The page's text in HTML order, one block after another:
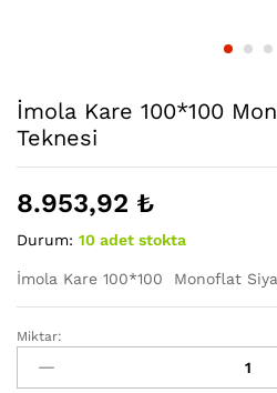
İmola Kare 100*100
Teknesi
8.953,92 ₺
Durum: 10 adet stokta
İmola Kare 100*100 Monoflat
İmola
Kare
100*100
Miktar: